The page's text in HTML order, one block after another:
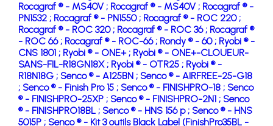
Rocagraf ® - MS40V ; Rocagraf ® - MS40V ; Rocagraf ® -
PN1532 ; Rocagraf ® - PN1550 ; Rocagraf ® - ROC 220 ;
Rocagraf ® - ROC 320 ; Rocagraf ® - ROC 36 ; Rocagraf ®
- ROC 66 ; Rocagraf ® - ROC-66 ; Rondy ® - 60 ; Ryobi ® -
CNS 1801 ; Ryobi ® - ONE+ ; Ryobi ® - ONE+-CLOUEUR-
SANS-FIL-R18GN18X ; Ryobi ® - OTR25 ; Ryobi ® -
R18N18G ; Senco ® - A125BN ; Senco ® - AIRFREE-25-G18
; Senco ® - Finish Pro 15 ; Senco ® - FINISHPRO-18 ; Senco
® - FINISHPRO-25XP ; Senco ® - FINISHPRO-2N1 ; Senco
® - FINISHPRO18BL ; Senco ® - HNS 156 p ; Senco ® - HNS
5015P ; Senco ® - Kit 3 outils Black Label (FinishPro35BL -